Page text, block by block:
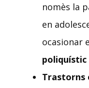
nomès la
en
ocasionar
poliquístic
Trastorns